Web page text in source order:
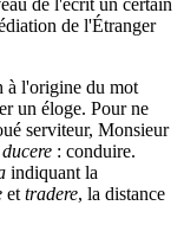
de l'écrit un certain
de l'Étranger
à l'origine du mot
un éloge. Pour ne
serviteur, Monsieur
ducere : conduire.
indiquant la
et tradere, la distance